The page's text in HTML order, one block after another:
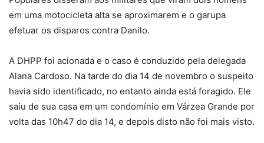
em uma motocicleta alta se aproximarem e o garupa
efetuar os disparos contra Danilo.
A DHPP foi acionada e o caso é conduzido pela delegada
Alana Cardoso. Na tarde do dia 14 de novembro o suspeito
havia sido identificado, no entanto ainda está foragido. Ele
saiu de sua casa em um condomínio em Várzea Grande por
volta das 10h47 do dia 14, e depois disto não foi mais visto.